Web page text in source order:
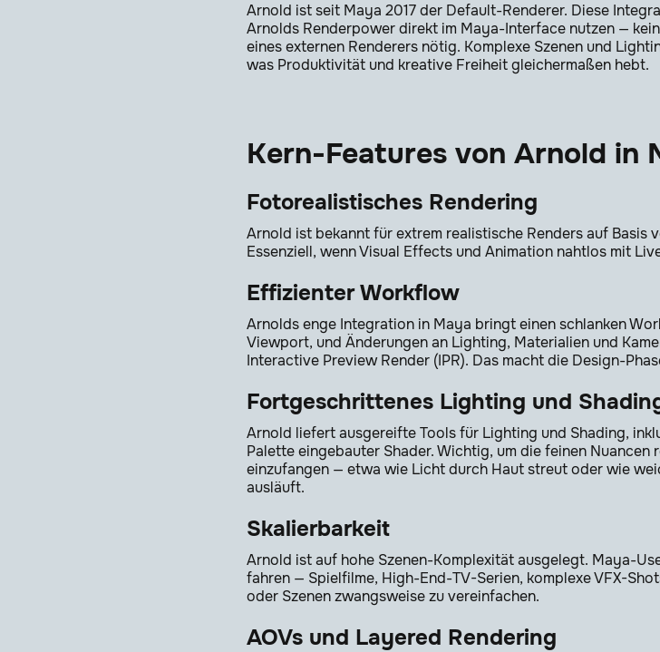
Arnold ist seit Maya 2017 der Default-Renderer. Diese
Arnolds Renderpower direkt im Maya-Interface nutzen —
eines externen Renderers nötig. Komplexe Szenen und
was Produktivität und kreative Freiheit gleichermaßen hebt.
Kern-Features von Arnold in
Fotorealistisches Rendering
Arnold ist bekannt für extrem realistische Renders auf Basis
Essenziell, wenn Visual Effects und Animation nahtlos mit
Effizienter Workflow
Arnolds enge Integration in Maya bringt einen schlanken
Viewport, und Änderungen an Lighting, Materialien und
Interactive Preview Render (IPR). Das macht die Design-
Fortgeschrittenes Lighting und
Arnold liefert ausgereifte Tools für Lighting und Shading,
Palette eingebauter Shader. Wichtig, um die feinen
einzufangen — etwa wie Licht durch Haut streut oder wie
ausläuft.
Skalierbarkeit
Arnold ist auf hohe Szenen-Komplexität ausgelegt. Maya-
fahren — Spielfilme, High-End-TV-Serien, komplexe VFX-
oder Szenen zwangsweise zu vereinfachen.
AOVs und Layered Rendering